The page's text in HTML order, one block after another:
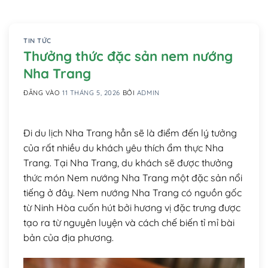
TIN TỨC
Thưởng thức đặc sản nem nướng
Nha Trang
ĐĂNG VÀO11 THÁNG 5, 2026 BỞI ADMIN
Đi du lịch Nha Trang hẳn sẽ là điểm đến lý tưởng
của rất nhiều du khách yêu thích ẩm thực Nha
Trang. Tại Nha Trang, du khách sẽ được thưởng
thức món Nem nướng Nha Trang một đặc sản nổi
tiếng ở đây. Nem nướng Nha Trang có nguồn gốc
từ Ninh Hòa cuốn hút bởi hương vị đặc trưng được
tạo ra từ nguyên luyện và cách chế biến tỉ mỉ bài
bản của địa phương.